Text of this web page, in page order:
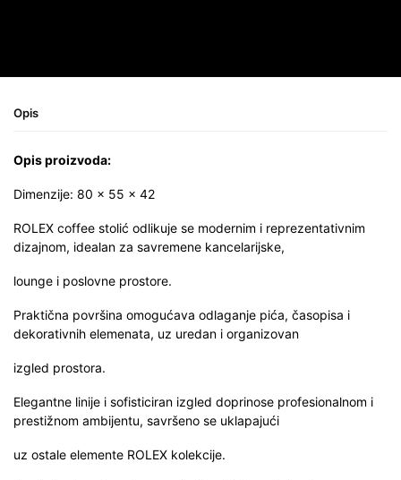
Opis
Opis proizvoda:
Dimenzije: 80 x 55 x 42
ROLEX coffee stolić odlikuje se modernim i reprezentativnim
dizajnom, idealan za savremene kancelarijske,
lounge i poslovne prostore.
Praktična površina omogućava odlaganje pića, časopisa i
dekorativnih elemenata, uz uredan i organizovan
izgled prostora.
Elegantne linije i sofisticiran izgled doprinose profesionalnom i
prestižnom ambijentu, savršeno se uklapajući
uz ostale elemente ROLEX kolekcije.